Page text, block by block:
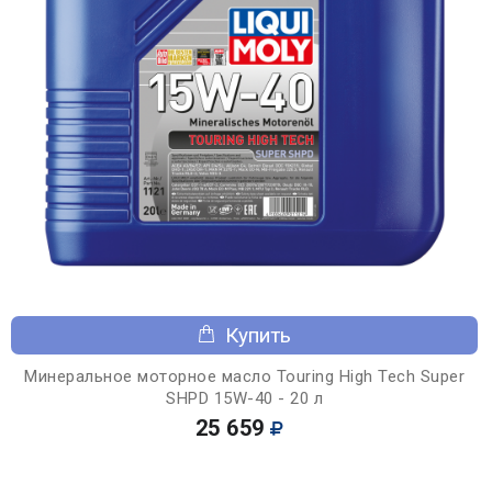
Купить
Минеральное моторное масло Touring High Tech Super
SHPD 15W-40 - 20 л
25 659